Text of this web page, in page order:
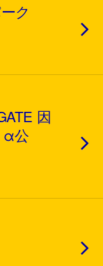
ーク
因
α公